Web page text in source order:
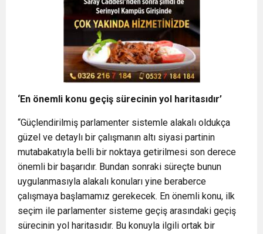
‘En önemli konu geçiş sürecinin yol haritasıdır’
“Güçlendirilmiş parlamenter sistemle alakalı oldukça
güzel ve detaylı bir çalışmanın altı siyasi partinin
mutabakatıyla belli bir noktaya getirilmesi son derece
önemli bir başarıdır. Bundan sonraki süreçte bunun
uygulanmasıyla alakalı konuları yine beraberce
çalışmaya başlamamız gerekecek. En önemli konu, ilk
seçim ile parlamenter sisteme geçiş arasındaki geçiş
sürecinin yol haritasıdır. Bu konuyla ilgili ortak bir